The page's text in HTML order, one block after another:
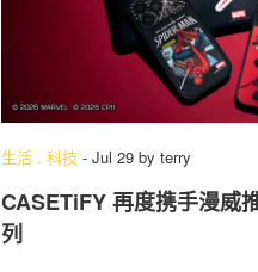
生活 . 科技 - Jul 29 by terry
CASETiFY 再度携手漫威
列